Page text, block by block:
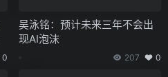
0
吴泳铭：预计未来三年不会出
现AI泡沫
207 0